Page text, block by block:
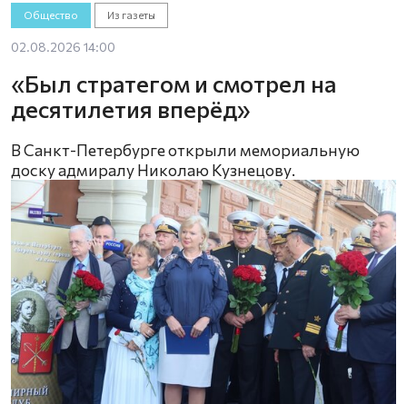
Общество Из газеты
02.08.2026 14:00
«Был стратегом и смотрел на
десятилетия вперёд»
В Санкт-Петербурге открыли мемориальную
доску адмиралу Николаю Кузнецову.